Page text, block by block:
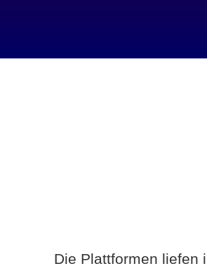
Die Plattformen liefen